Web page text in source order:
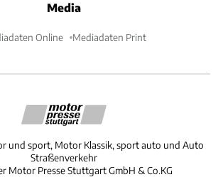
Media
Online Mediadaten Print
und sport, Motor Klassik, sport auto und Auto
Straßenverkehr
Motor Presse Stuttgart GmbH & Co.KG